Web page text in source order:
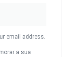
email address.
a sua